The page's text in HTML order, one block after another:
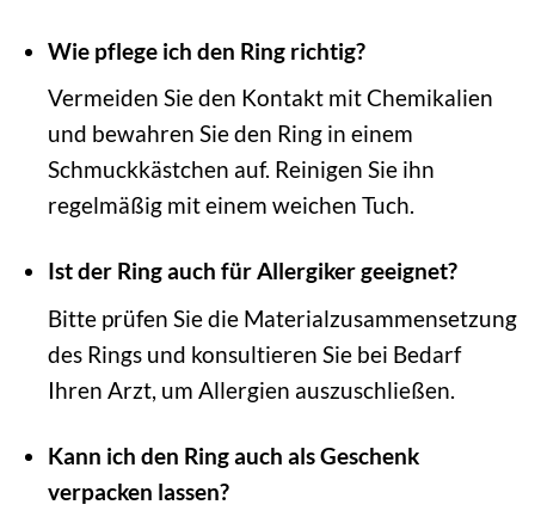
Wie pflege ich den Ring richtig?
Vermeiden Sie den Kontakt mit Chemikalien
und bewahren Sie den Ring in einem
Schmuckkästchen auf. Reinigen Sie ihn
regelmäßig mit einem weichen Tuch.
Ist der Ring auch für Allergiker geeignet?
Bitte prüfen Sie die Materialzusammensetzung
des Rings und konsultieren Sie bei Bedarf
Ihren Arzt, um Allergien auszuschließen.
Kann ich den Ring auch als Geschenk
verpacken lassen?